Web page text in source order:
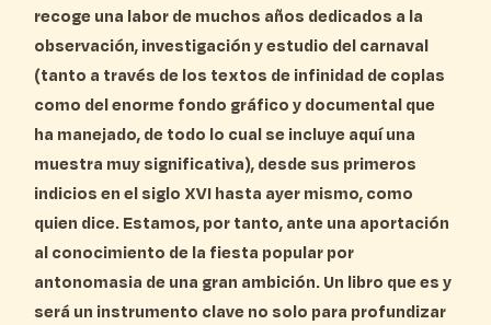
recoge una labor de muchos años dedicados a la
observación, investigación y estudio del carnaval
(tanto a través de los textos de infinidad de coplas
como del enorme fondo gráfico y documental que
ha manejado, de todo lo cual se incluye aquí una
muestra muy significativa), desde sus primeros
indicios en el siglo XVI hasta ayer mismo, como
quien dice. Estamos, por tanto, ante una aportación
al conocimiento de la fiesta popular por
antonomasia de una gran ambición. Un libro que es y
será un instrumento clave no solo para profundizar